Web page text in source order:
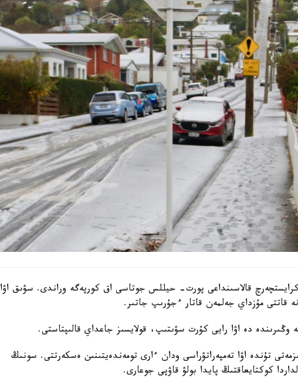
قالاسىنداعى پورت- حيللس جوتاسى اق كورپەگە وراندى. سۋىق اۋا
قاتتى مۇزداي جەلمەن قاتار ءجۇرىپ جاتىر.
وڭىرىندە دە اۋا رايى كۇرت سۋىتىپ، قولايسىز جاعداي قالىپتاستى.
تۇندە اۋا تەمپەراتۋراسى ودان ءارى تومەندەيتىنىن ەسكەرتتى. سونىڭ
كوكتايعاقتىڭ پايدا بولۋ قاۋپى جوعارى.